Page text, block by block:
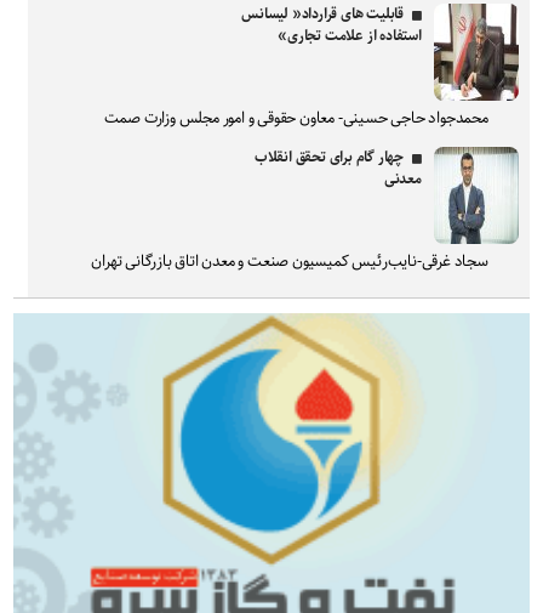
قابلیت های قرارداد« لیسانس
استفاده از علامت تجاری»
محمدجواد حاجی حسینی- معاون حقوقی و امور مجلس وزارت صمت
چهار گام برای تحقق انقلاب
معدنی
سجاد غرقی-نایب‌رئیس کمیسیون صنعت و معدن اتاق بازرگانی تهران